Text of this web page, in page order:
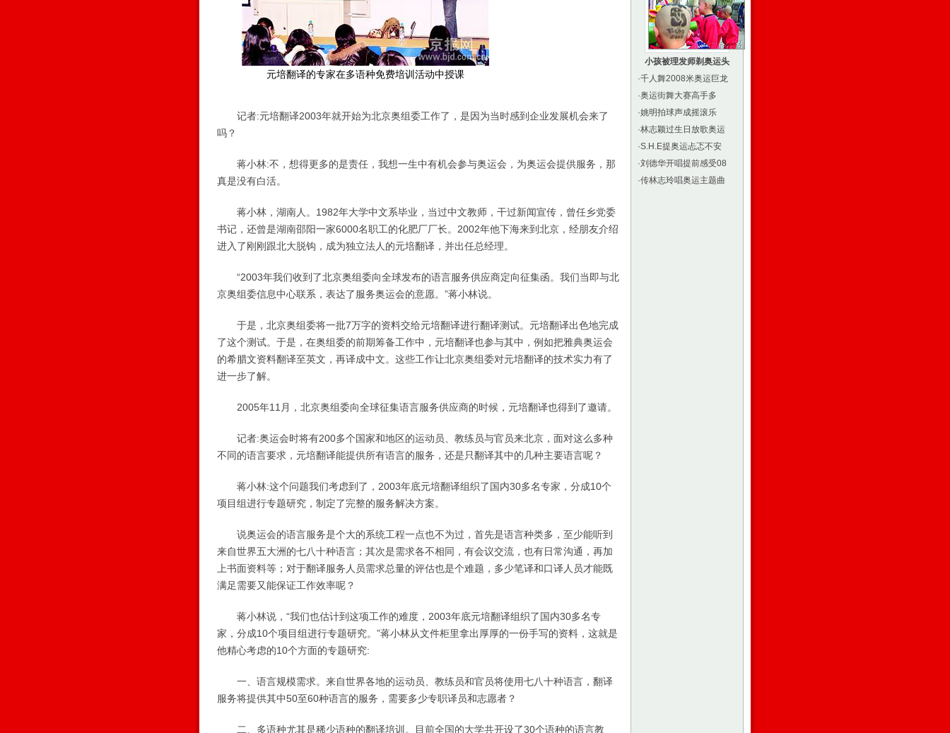
元培翻译的专家在多语种免费培训活动中授课
记者:元培翻译2003年就开始为北京奥组委工作了，是因为当时感到企业发展机会来了
吗？
蒋小林:不，想得更多的是责任，我想一生中有机会参与奥运会，为奥运会提供服务，那
真是没有白活。
蒋小林，湖南人。1982年大学中文系毕业，当过中文教师，干过新闻宣传，曾任乡党委
书记，还曾是湖南邵阳一家6000名职工的化肥厂厂长。2002年他下海来到北京，经朋友介绍
进入了刚刚跟北大脱钩，成为独立法人的元培翻译，并出任总经理。
“2003年我们收到了北京奥组委向全球发布的语言服务供应商定向征集函。我们当即与北
京奥组委信息中心联系，表达了服务奥运会的意愿。”蒋小林说。
于是，北京奥组委将一批7万字的资料交给元培翻译进行翻译测试。元培翻译出色地完成
了这个测试。于是，在奥组委的前期筹备工作中，元培翻译也参与其中，例如把雅典奥运会
的希腊文资料翻译至英文，再译成中文。这些工作让北京奥组委对元培翻译的技术实力有了
进一步了解。
2005年11月，北京奥组委向全球征集语言服务供应商的时候，元培翻译也得到了邀请。
记者:奥运会时将有200多个国家和地区的运动员、教练员与官员来北京，面对这么多种
不同的语言要求，元培翻译能提供所有语言的服务，还是只翻译其中的几种主要语言呢？
蒋小林:这个问题我们考虑到了，2003年底元培翻译组织了国内30多名专家，分成10个
项目组进行专题研究，制定了完整的服务解决方案。
说奥运会的语言服务是个大的系统工程一点也不为过，首先是语言种类多，至少能听到
来自世界五大洲的七八十种语言；其次是需求各不相同，有会议交流，也有日常沟通，再加
上书面资料等；对于翻译服务人员需求总量的评估也是个难题，多少笔译和口译人员才能既
满足需要又能保证工作效率呢？
蒋小林说，“我们也估计到这项工作的难度，2003年底元培翻译组织了国内30多名专
家，分成10个项目组进行专题研究。”蒋小林从文件柜里拿出厚厚的一份手写的资料，这就是
他精心考虑的10个方面的专题研究:
一、语言规模需求。来自世界各地的运动员、教练员和官员将使用七八十种语言，翻译
服务将提供其中50至60种语言的服务，需要多少专职译员和志愿者？
二、多语种尤其是稀少语种的翻译培训。目前全国的大学共开设了30个语种的语言教
小孩被理发师剃奥运头
·千人舞2008米奥运巨龙
·奥运街舞大赛高手多
·姚明拍球声成摇滚乐
·林志颖过生日放歌奥运
·S.H.E提奥运忐忑不安
·刘德华开唱提前感受08
·传林志玲唱奥运主题曲